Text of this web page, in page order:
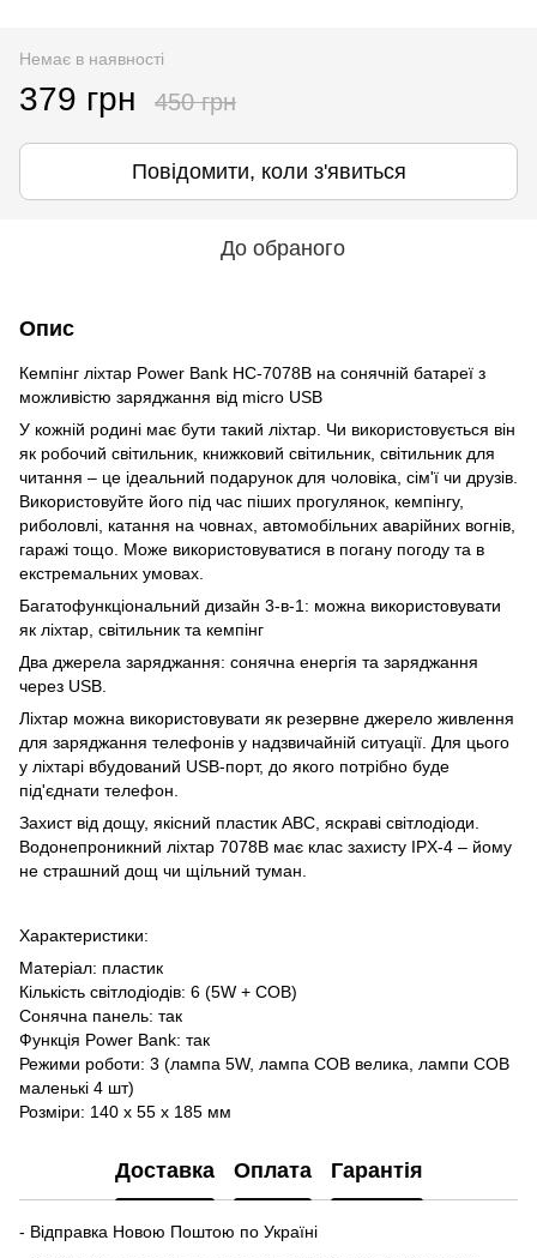
Немає в наявності
379 грн 450 грн
Повідомити, коли з'явиться
До обраного
Опис
Кемпінг ліхтар Power Bank HC-7078B на сонячній батареї з
можливістю заряджання від micro USB
У кожній родині має бути такий ліхтар. Чи використовується він
як робочий світильник, книжковий світильник, світильник для
читання – це ідеальний подарунок для чоловіка, сім'ї чи друзів.
Використовуйте його під час піших прогулянок, кемпінгу,
риболовлі, катання на човнах, автомобільних аварійних вогнів,
гаражі тощо. Може використовуватися в погану погоду та в
екстремальних умовах.
Багатофункціональний дизайн 3-в-1: можна використовувати
як ліхтар, світильник та кемпінг
Два джерела заряджання: сонячна енергія та заряджання
через USB.
Ліхтар можна використовувати як резервне джерело живлення
для заряджання телефонів у надзвичайній ситуації. Для цього
у ліхтарі вбудований USB-порт, до якого потрібно буде
під'єднати телефон.
Захист від дощу, якісний пластик АВС, яскраві світлодіоди.
Водонепроникний ліхтар 7078B має клас захисту IPX-4 – йому
не страшний дощ чи щільний туман.
Характеристики:
Матеріал: пластик
Кількість світлодіодів: 6 (5W + COB)
Сонячна панель: так
Функція Power Bank: так
Режими роботи: 3 (лампа 5W, лампа СОВ велика, лампи СОВ
маленькі 4 шт)
Розміри: 140 х 55 х 185 мм
Доставка Оплата Гарантія
- Відправка Новою Поштою по Україні